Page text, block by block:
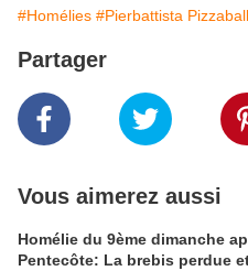
#Homélies #Pierbattista
Partager
Vous aimerez aussi
Homélie du 9ème dimanche
Pentecôte: La brebis perdue